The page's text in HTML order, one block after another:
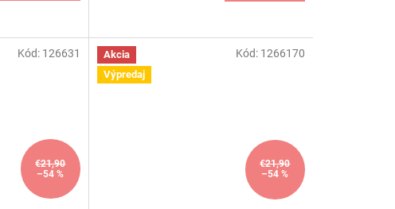
€21,90
–54 %
Kód: 126631
Akcia
Výpredaj
€21,90
–54 %
Kód: 1266170